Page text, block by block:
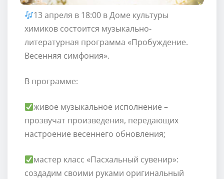
13 апреля в 18:00 в Доме культуры
химиков состоится музыкально-
литературная программа «Пробуждение.
Весенняя симфония».
В программе:
живое музыкальное исполнение –
прозвучат произведения, передающих
настроение весеннего обновления;
мастер класс «Пасхальный сувенир»:
создадим своими руками оригинальный